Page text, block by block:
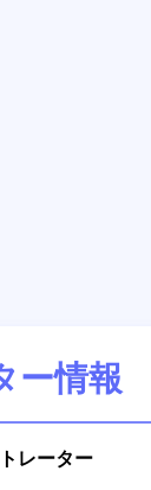
ー情報
レーター